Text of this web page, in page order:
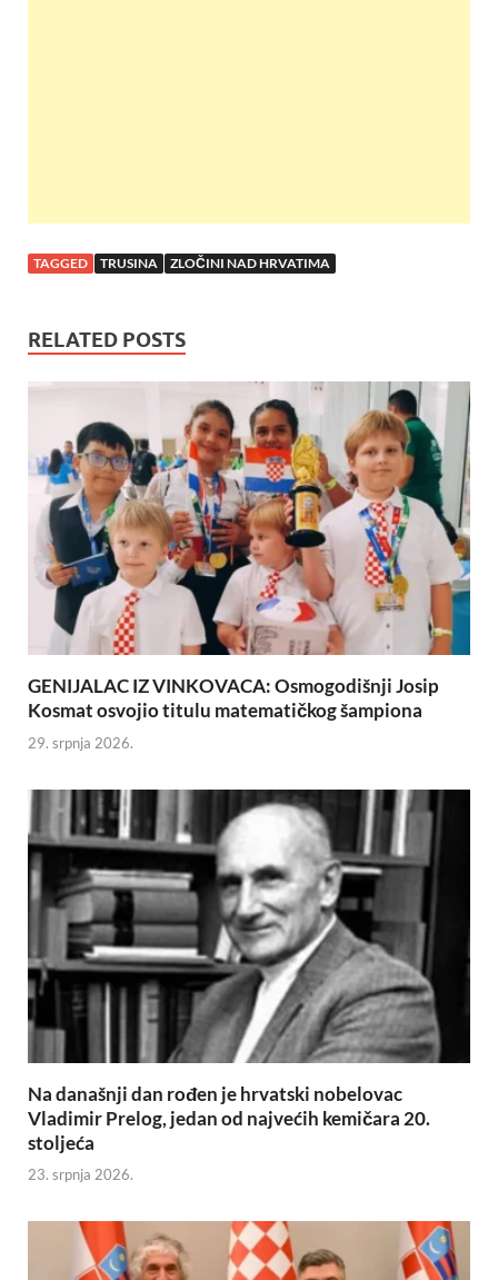
TAGGED TRUSINA ZLOČINI NAD HRVATIMA
RELATED POSTS
GENIJALAC IZ VINKOVACA: Osmogodišnji Josip
Kosmat osvojio titulu matematičkog šampiona
29. srpnja 2026.
Na današnji dan rođen je hrvatski nobelovac
Vladimir Prelog, jedan od najvećih kemičara 20.
stoljeća
23. srpnja 2026.